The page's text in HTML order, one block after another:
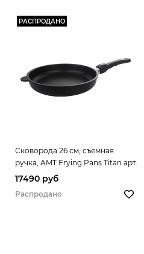
РАСПРОДАНО
Сковорода 26 см, съемная
ручка, AMT Frying Pans Titan арт.
AMT I-526
17490 руб
Распродано